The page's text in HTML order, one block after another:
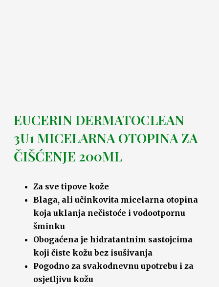
EUCERIN DERMATOCLEAN
3U1 MICELARNA OTOPINA ZA
ČIŠĆENJE 200ML
Za sve tipove kože
Blaga, ali učinkovita micelarna otopina
koja uklanja nečistoće i vodootpornu
šminku
Obogaćena je hidratantnim sastojcima
koji čiste kožu bez isušivanja
Pogodno za svakodnevnu upotrebu i za
osjetljivu kožu